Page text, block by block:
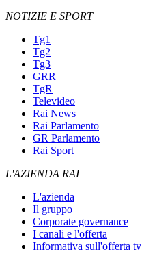
NOTIZIE E SPORT
Tg1
Tg2
Tg3
GRR
TgR
Televideo
Rai News
Rai Parlamento
GR Parlamento
Rai Sport
L'AZIENDA RAI
L'azienda
Il gruppo
Corporate governance
I canali e l'offerta
Informativa sull'offerta tv